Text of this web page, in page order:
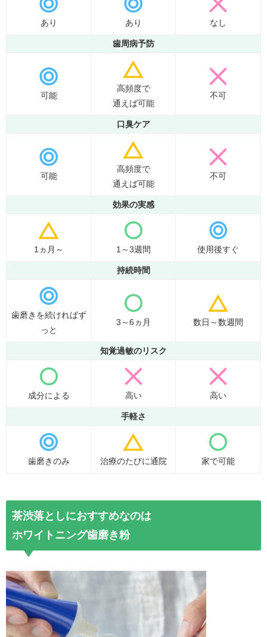
あり あり なし
歯周病予防
可能
高頻度で
通えば可能
不可
口臭ケア
可能
高頻度で
通えば可能
不可
効果の実感
1ヵ月～ 1～3週間 使用後すぐ
持続時間
歯磨きを続ければず
っと
3～6ヵ月 数日～数週間
知覚過敏のリスク
成分による 高い 高い
手軽さ
歯磨きのみ 治療のたびに通院 家で可能
茶渋落としにおすすめなのは
ホワイトニング歯磨き粉